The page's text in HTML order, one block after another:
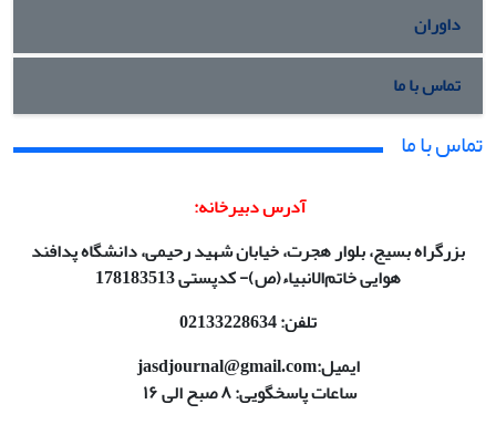
داوران
تماس با ما
تماس با ما
آدرس دبیرخانه:
بزرگراه بسیج، بلوار هجرت، خیابان شهید رحیمی، دانشگاه پدافند
هوایی خاتم‌الانبیاء(ص)- کدپستی 178183513
تلفن: 02133228634
ایمیل:jasdjournal@gmail.com
ساعات پاسخگویی: ۸ صبح الی ۱۶